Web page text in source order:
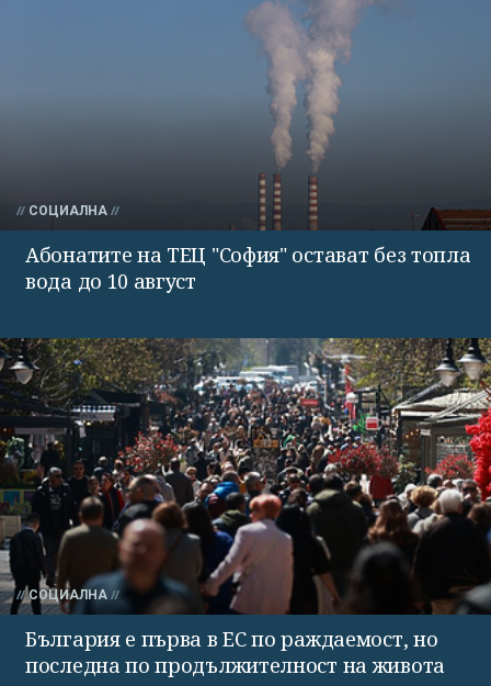
СОЦИАЛНА
Абонатите на ТЕЦ "София" остават без топла
вода до 10 август
СОЦИАЛНА
България е първа в ЕС по раждаемост, но
последна по продължителност на живота